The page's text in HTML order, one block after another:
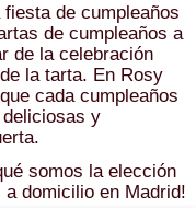
de cumpleaños
de cumpleaños a
de la celebración
la tarta. En Rosy
cada cumpleaños
y
somos la elección
domicilio en Madrid!